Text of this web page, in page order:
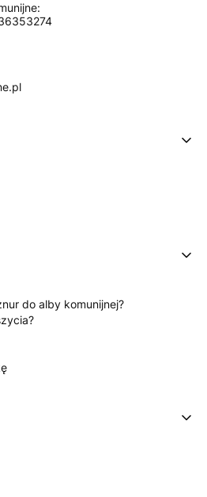
do alby komunijnej?